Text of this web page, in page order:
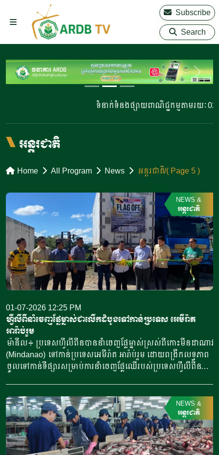
Subscribe
Search
ទំនាក់ទំនងផ្សាយពាណិជ្ជកម្មតាមរយៈ 023
អន្តរជាតិ
Home All Program News អន្តរជាតិ ( Page 5 )
NEWS &
អន្តរជាតិ
01-07-2026 12:25 PM
ហ្វីលីពីនាំចេញផ្លែម្នាស់ជាលើកដំបូងទៅកាន់ប្រទេស អេមីរ៉ាត
អារ៉ាប់រួម
ម៉ានីល៖ ប្រទេសហ្វីលីពីនបាននាំចេញផ្លែម្នាស់ស្រស់ពីកោះមីនដាណាវ
(Mindanao) ទៅកាន់ប្រទេសអេមីរ៉ាត អារ៉ាប់រួម ដោយពង្រីកលទ្ធភាព
ចូលទៅកាន់ទីផ្សារសម្រាប់ការនាំចេញផ្លែឈើរបស់ប្រទេសហ្វីលីពីន។
សម្រាប់ការដឹកជញ្ជូនទៅកាន់កំពង់ផែប្រទេសអេមីរ៉ាត អារ៉ាប់រួម។
ការដឹកជញ្ជូននេះ ត្រូវបានរៀបចំឡើងដោយក្រុមហ៊ុននាំចេញផ្លែម្នាស់
ពូជ អឹមឌី២ (MD2) ស្រស់ចំនួន១៨តោន ដែលខ្ចប់ក្នុង១ ៥០០ប្រអប់។
ផ្លែម្នាស់នេះមានប្រភពមកពីកសិដ្ឋាននៅភាគខាងត្បូងប្រទេសហ្វីលីពីន
ហើយត្រូវបានគេរំពឹងថា នឹងដឹកដល់ប្រទេសអេមីរ៉ាត អារ៉ាប់រួម នៅ
NEWS &
អន្តរជាតិ